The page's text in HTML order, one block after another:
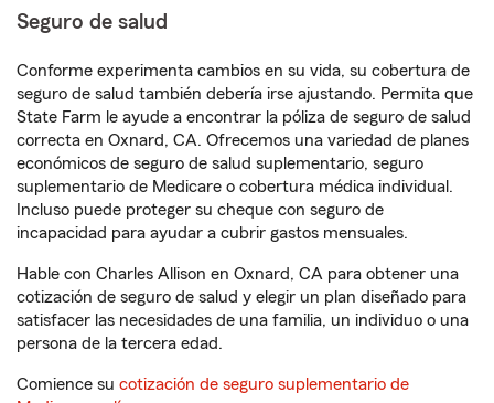
Seguro de salud
Conforme experimenta cambios en su vida, su cobertura de
seguro de salud también debería irse ajustando. Permita que
State Farm le ayude a encontrar la póliza de seguro de salud
correcta en Oxnard, CA. Ofrecemos una variedad de planes
económicos de seguro de salud suplementario, seguro
suplementario de Medicare o cobertura médica individual.
Incluso puede proteger su cheque con seguro de
incapacidad para ayudar a cubrir gastos mensuales.
Hable con Charles Allison en Oxnard, CA para obtener una
cotización de seguro de salud y elegir un plan diseñado para
satisfacer las necesidades de una familia, un individuo o una
persona de la tercera edad.
Comience su cotización de seguro suplementario de